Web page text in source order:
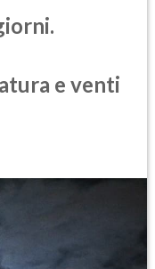
e venti